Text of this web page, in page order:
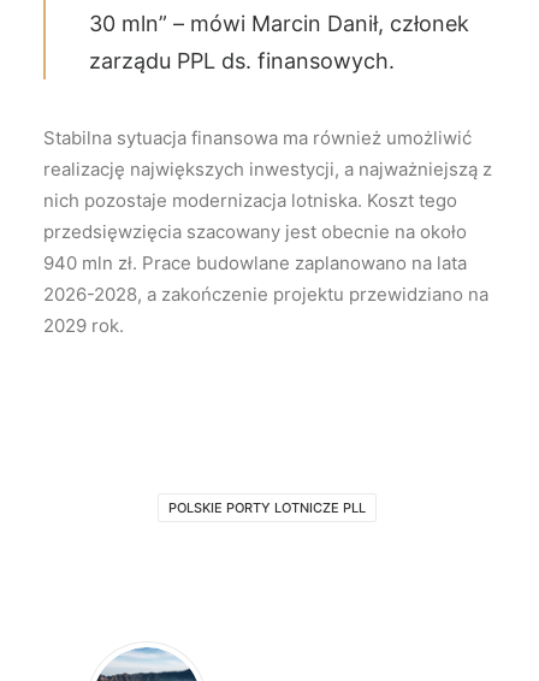
30 mln” – mówi Marcin Danił, członek
zarządu PPL ds. finansowych.
Stabilna sytuacja finansowa ma również umożliwić
realizację największych inwestycji, a najważniejszą z
nich pozostaje modernizacja lotniska. Koszt tego
przedsięwzięcia szacowany jest obecnie na około
940 mln zł. Prace budowlane zaplanowano na lata
2026-2028, a zakończenie projektu przewidziano na
2029 rok.
POLSKIE PORTY LOTNICZE PLL